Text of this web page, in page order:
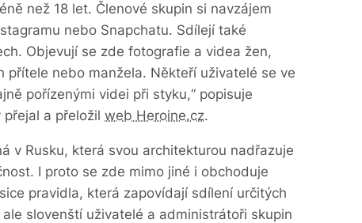
než 18 let. Členové skupin si navzájem
nebo Snapchatu. Sdílejí také
Objevují se zde fotografie a videa žen,
přítele nebo manžela. Někteří uživatelé se ve
pořízenými videi při styku,“ popisuje
a přeložil web Heroine.cz.
v Rusku, která svou architekturou nadřazuje
I proto se zde mimo jiné i obchoduje
pravidla, která zapovídají sdílení určitých
slovenští uživatelé a administrátoři skupin